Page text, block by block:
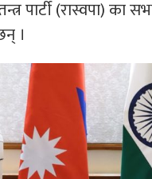
पार्टी (रास्वपा) का
।